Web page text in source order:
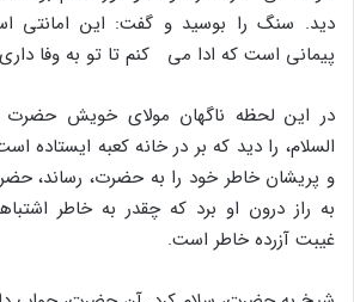
دید. سنگ را بوسید و گفت: این امانتى
پیمانى است که ادا مى کنم تا تو به وفا
در این لحظه ناگهان مولاى خویش حضرت
السلام، را دید که بر در خانه کعبه ایستاده
و پریشان خاطر خود را به حضرت، رساند،
به راز درون او برد که چقدر به خاطر
غیبت آزرده خاطر است.